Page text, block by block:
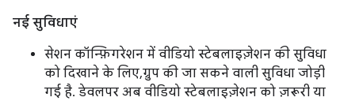
नई सुविधाएं
सेशन कॉन्फ़िगरेशन में वीडियो स्टेबलाइज़ेशन की सुविधा
को दिखाने के लिए, ग्रुप की जा सकने वाली सुविधा जोड़ी
गई है. डेवलपर अब वीडियो स्टेबलाइज़ेशन को ज़रूरी या